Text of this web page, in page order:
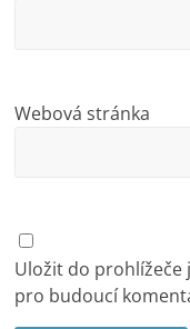
Webová stránka
Uložit do prohlížeče
pro budoucí